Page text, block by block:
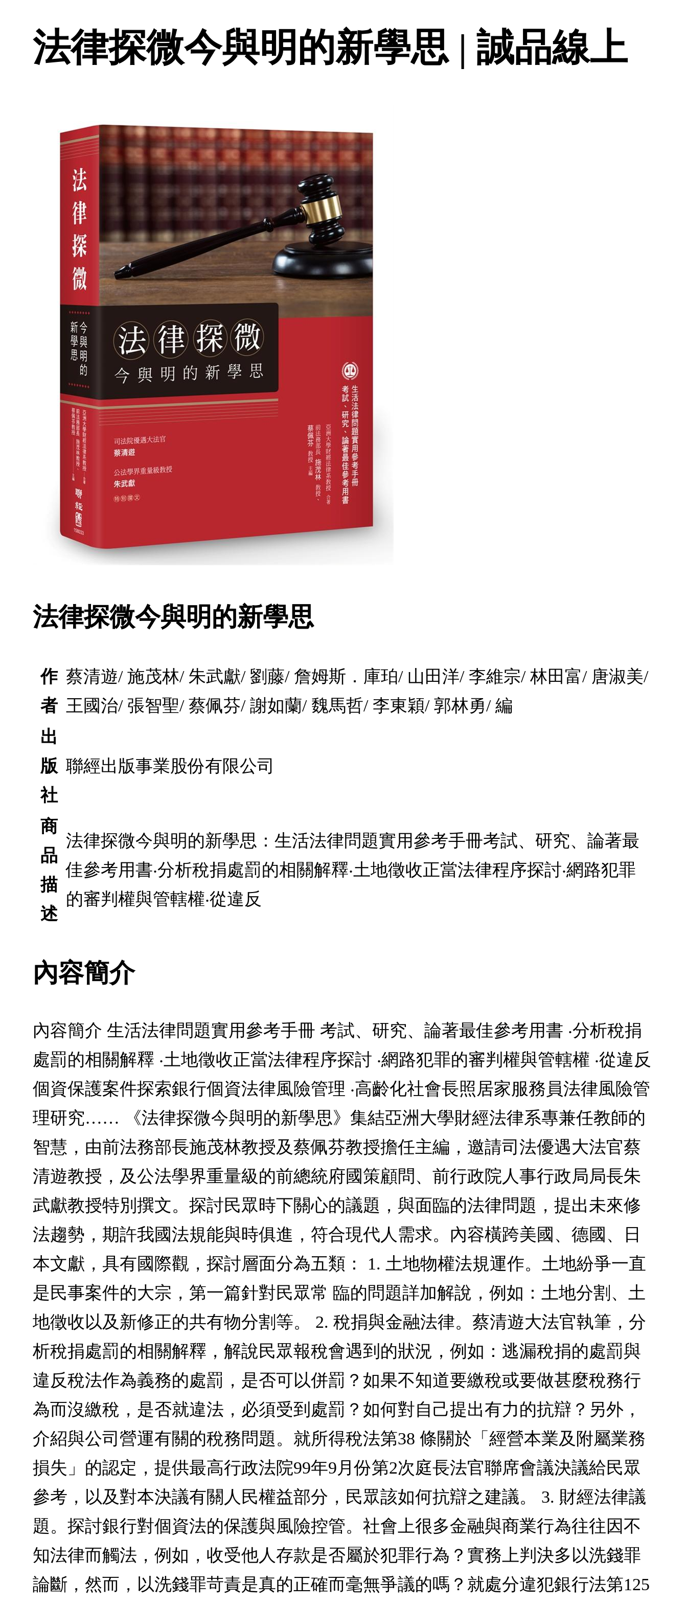
法律探微今與明的新學思 | 誠品線上
法律探微今與明的新學思
作
者
蔡清遊/ 施茂林/ 朱武獻/ 劉藤/ 詹姆斯．庫珀/ 山田洋/ 李維宗/ 林田富/ 唐淑美/
王國治/ 張智聖/ 蔡佩芬/ 謝如蘭/ 魏馬哲/ 李東穎/ 郭林勇/ 編
出
版
社
聯經出版事業股份有限公司
商
品
描
述
法律探微今與明的新學思：生活法律問題實用參考手冊考試、研究、論著最
佳參考用書‧分析稅捐處罰的相關解釋‧土地徵收正當法律程序探討‧網路犯罪
的審判權與管轄權‧從違反
內容簡介
內容簡介 生活法律問題實用參考手冊 考試、研究、論著最佳參考用書 ‧分析稅捐
處罰的相關解釋 ‧土地徵收正當法律程序探討 ‧網路犯罪的審判權與管轄權 ‧從違反
個資保護案件探索銀行個資法律風險管理 ‧高齡化社會長照居家服務員法律風險管
理研究…… 《法律探微今與明的新學思》集結亞洲大學財經法律系專兼任教師的
智慧，由前法務部長施茂林教授及蔡佩芬教授擔任主編，邀請司法優遇大法官蔡
清遊教授，及公法學界重量級的前總統府國策顧問、前行政院人事行政局局長朱
武獻教授特別撰文。探討民眾時下關心的議題，與面臨的法律問題，提出未來修
法趨勢，期許我國法規能與時俱進，符合現代人需求。內容橫跨美國、德國、日
本文獻，具有國際觀，探討層面分為五類： 1. 土地物權法規運作。土地紛爭一直
是民事案件的大宗，第一篇針對民眾常 臨的問題詳加解說，例如：土地分割、土
地徵收以及新修正的共有物分割等。 2. 稅捐與金融法律。蔡清遊大法官執筆，分
析稅捐處罰的相關解釋，解說民眾報稅會遇到的狀況，例如：逃漏稅捐的處罰與
違反稅法作為義務的處罰，是否可以併罰？如果不知道要繳稅或要做甚麼稅務行
為而沒繳稅，是否就違法，必須受到處罰？如何對自己提出有力的抗辯？另外，
介紹與公司營運有關的稅務問題。就所得稅法第38 條關於「經營本業及附屬業務
損失」的認定，提供最高行政法院99年9月份第2次庭長法官聯席會議決議給民眾
參考，以及對本決議有關人民權益部分，民眾該如何抗辯之建議。 3. 財經法律議
題。探討銀行對個資法的保護與風險控管。社會上很多金融與商業行為往往因不
知法律而觸法，例如，收受他人存款是否屬於犯罪行為？實務上判決多以洗錢罪
論斷，然而，以洗錢罪苛責是真的正確而毫無爭議的嗎？就處分違犯銀行法第125